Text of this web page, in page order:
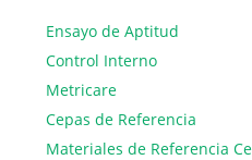
Ensayo de Aptitud
Control Interno
Metricare
Cepas de Referencia
Materiales de Referencia